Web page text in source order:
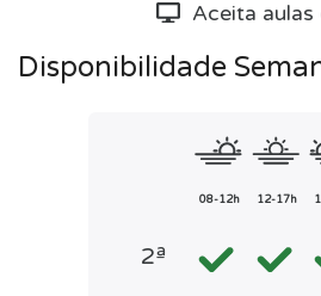
Aceita aulas
Disponibilidade
08-12h 12-17h
2ª